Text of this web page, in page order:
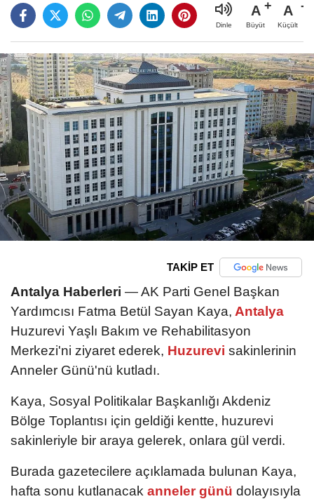
Dinle
A
Büyüt
A
Küçült
TAKİP ET
Antalya Haberleri — AK Parti Genel Başkan
Yardımcısı Fatma Betül Sayan Kaya, Antalya
Huzurevi Yaşlı Bakım ve Rehabilitasyon
Merkezi'ni ziyaret ederek, Huzurevi sakinlerinin
Anneler Günü'nü kutladı.
Kaya, Sosyal Politikalar Başkanlığı Akdeniz
Bölge Toplantısı için geldiği kentte, huzurevi
sakinleriyle bir araya gelerek, onlara gül verdi.
Burada gazetecilere açıklamada bulunan Kaya,
hafta sonu kutlanacak anneler günü dolayısıyla